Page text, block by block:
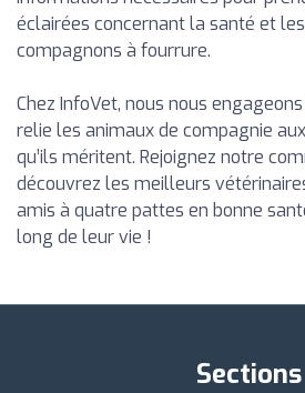
éclairées concernant la santé et
compagnons à fourrure.
Chez InfoVet, nous nous
relie les animaux de compagnie
qu’ils méritent. Rejoignez notre
découvrez les meilleurs
amis à quatre pattes en bonne
long de leur vie !
Sections